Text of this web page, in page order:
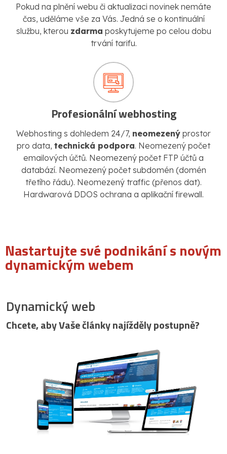
Pokud na plnění webu či aktualizaci novinek nemáte
čas, uděláme vše za Vás. Jedná se o kontinuální
službu, kterou zdarma poskytujeme po celou dobu
trvání tarifu.
Profesionální webhosting
Webhosting s dohledem 24/7, neomezený prostor
pro data, technická podpora. Neomezený počet
emailových účtů. Neomezený počet FTP účtů a
databází. Neomezený počet subdomén (domén
třetího řádu). Neomezený traffic (přenos dat).
Hardwarová DDOS ochrana a aplikační firewall.
Nastartujte své podnikání s novým
dynamickým webem
Dynamický web
Chcete, aby Vaše články najížděly postupně?